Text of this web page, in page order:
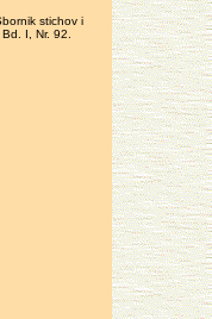
stichov i
I, Nr. 92.